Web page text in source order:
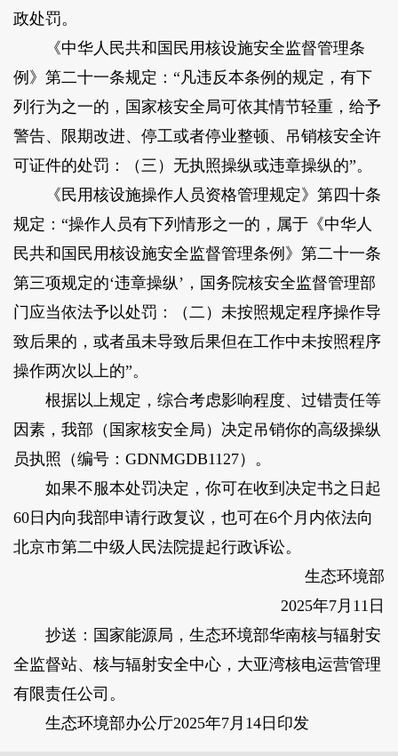
政处罚。
《中华人民共和国民用核设施安全监督管理条
例》第二十一条规定：“凡违反本条例的规定，有下
列行为之一的，国家核安全局可依其情节轻重，给予
警告、限期改进、停工或者停业整顿、吊销核安全许
可证件的处罚：（三）无执照操纵或违章操纵的”。
《民用核设施操作人员资格管理规定》第四十条
规定：“操作人员有下列情形之一的，属于《中华人
民共和国民用核设施安全监督管理条例》第二十一条
第三项规定的‘违章操纵’，国务院核安全监督管理部
门应当依法予以处罚：（二）未按照规定程序操作导
致后果的，或者虽未导致后果但在工作中未按照程序
操作两次以上的”。
根据以上规定，综合考虑影响程度、过错责任等
因素，我部（国家核安全局）决定吊销你的高级操纵
员执照（编号：GDNMGDB1127）。
如果不服本处罚决定，你可在收到决定书之日起
60日内向我部申请行政复议，也可在6个月内依法向
北京市第二中级人民法院提起行政诉讼。
生态环境部
2025年7月11日
抄送：国家能源局，生态环境部华南核与辐射安
全监督站、核与辐射安全中心，大亚湾核电运营管理
有限责任公司。
生态环境部办公厅2025年7月14日印发